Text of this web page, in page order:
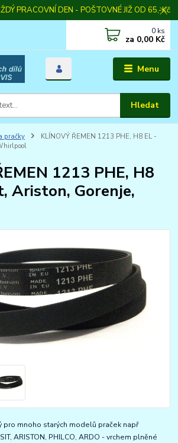
PRACOVNÍ DEN - POŠTOVNÉ JIŽ OD 65,-Kč
Menu
Hledat
0 ks
za 0,00 Kč
pračky
KLÍNOVÝ ŘEMEN 1213 PHE, H8 EL -
1213 PHE, H8
Ariston, Gorenje,
pro mnoho starých modelů praček např
ARISTON, PHILCO, ARDO - vrchem plněné